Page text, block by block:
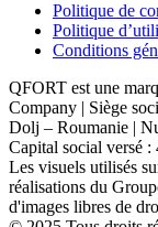
Politique de
Politique
Conditions
QFORT est une
Company | Siège
Dolj – Roumanie |
Capital social versé :
Les visuels utilisés
réalisations du
d'images libres de